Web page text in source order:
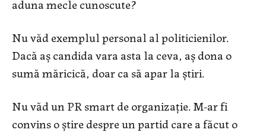
aduna mecle cunoscute?
Nu văd exemplul personal al politicienilor.
Dacă aș candida vara asta la ceva, aș dona o
sumă măricică, doar ca să apar la știri.
Nu văd un PR smart de organizație. M-ar fi
convins o știre despre un partid care a făcut o